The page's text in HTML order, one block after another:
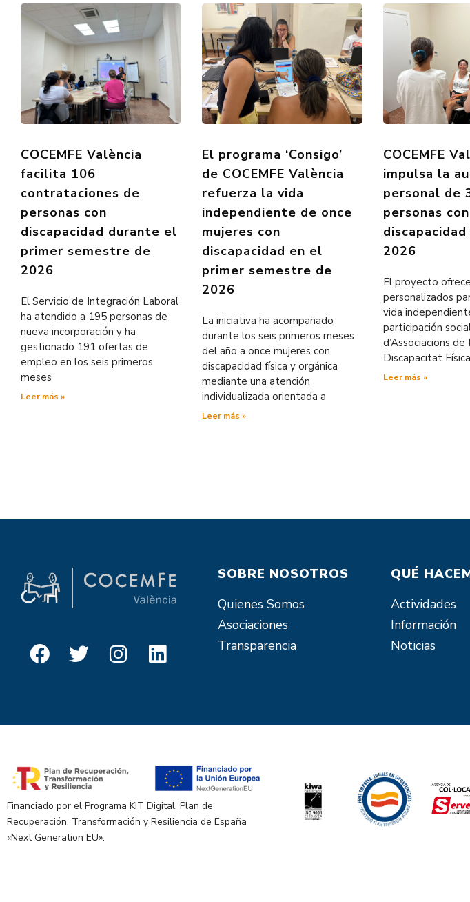
COCEMFE València
facilita 106
contrataciones de
personas con
discapacidad durante el
primer semestre de
2026
El Servicio de Integración Laboral
ha atendido a 195 personas de
nueva incorporación y ha
gestionado 191 ofertas de
empleo en los seis primeros
meses
Leer más »
El programa ‘Consigo’
de COCEMFE València
refuerza la vida
independiente de once
mujeres con
discapacidad en el
primer semestre de
2026
La iniciativa ha acompañado
durante los seis primeros meses
del año a once mujeres con
discapacidad física y orgánica
mediante una atención
individualizada orientada a
Leer más »
COCEMFE
impulsa la
personal de
personas
2026
El proyecto
personalizados
vida
participación
d’Associacions
Discapacitat
Leer más »
SOBRE NOSOTROS
Quienes Somos
Asociaciones
Transparencia
QUÉ
Actividades
Información
Noticias
Financiado por el Programa KIT Digital. Plan de
Recuperación, Transformación y Resiliencia de España
«Next Generation EU».